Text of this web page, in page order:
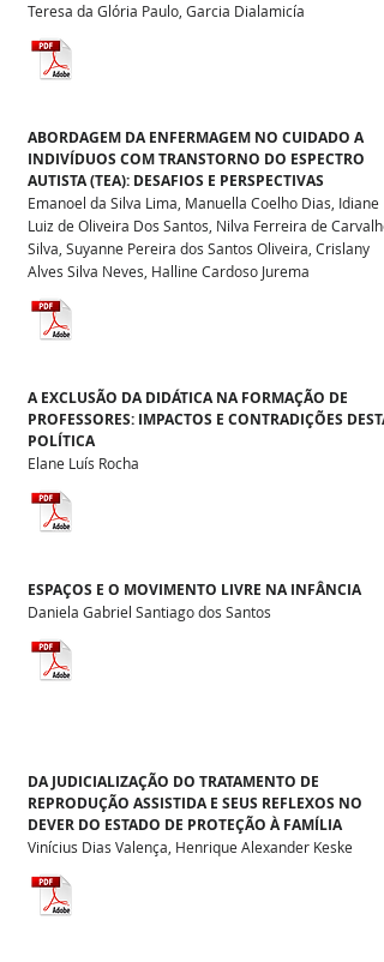
Teresa da Glória Paulo, Garcia Dialamicía
Emanoel da Silva Lima, Manuella Coelho Dias, Idiane
Luiz de Oliveira Dos Santos, Nilva Ferreira de Carvalho
Silva, Suyanne Pereira dos Santos Oliveira, Crislany
Alves Silva Neves, Halline Cardoso Jurema
ABORDAGEM DA ENFERMAGEM NO CUIDADO A
INDIVÍDUOS COM TRANSTORNO DO ESPECTRO
AUTISTA (TEA): DESAFIOS E PERSPECTIVAS
Elane Luís Rocha
A EXCLUSÃO DA DIDÁTICA NA FORMAÇÃO DE
PROFESSORES: IMPACTOS E CONTRADIÇÕES DESTA
POLÍTICA
Daniela Gabriel Santiago dos Santos
ESPAÇOS E O MOVIMENTO LIVRE NA INFÂNCIA
Vinícius Dias Valença, Henrique Alexander Keske
DA JUDICIALIZAÇÃO DO TRATAMENTO DE
REPRODUÇÃO ASSISTIDA E SEUS REFLEXOS NO
DEVER DO ESTADO DE PROTEÇÃO À FAMÍLIA